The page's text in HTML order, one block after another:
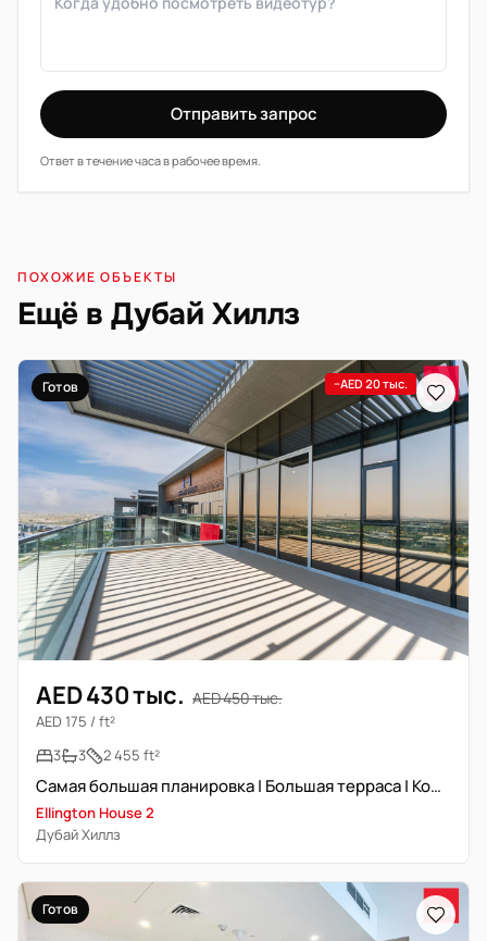
Отправить запрос
Ответ в течение часа в рабочее время.
ПОХОЖИЕ ОБЪЕКТЫ
Ещё в Дубай Хиллз
Готов −AED 20 тыс.
AED 430 тыс. AED 450 тыс.
AED 175 / ft²
3
3 2 455 ft²
Самая большая планировка | Большая терраса | Комната для прислуги
Ellington House 2
Дубай Хиллз
Готов